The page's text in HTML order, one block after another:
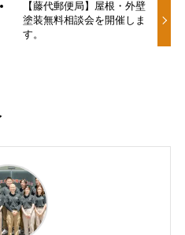
【藤代郵便局】屋根・外壁
塗装無料相談会を開催しま
す。